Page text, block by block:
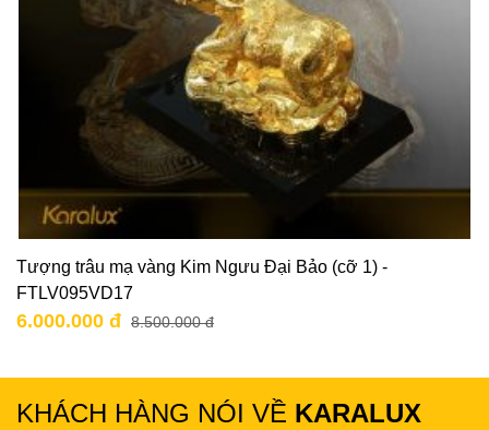
Tượng trâu mạ vàng Kim Ngưu Đại Bảo (cỡ 1) -
FTLV095VD17
6.000.000 đ 8.500.000 đ
KHÁCH HÀNG NÓI VỀ KARALUX